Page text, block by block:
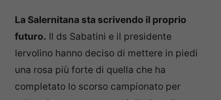
La Salernitana sta scrivendo il proprio
futuro. Il ds Sabatini e il presidente
Iervolino hanno deciso di mettere in piedi
una rosa più forte di quella che ha
completato lo scorso campionato per